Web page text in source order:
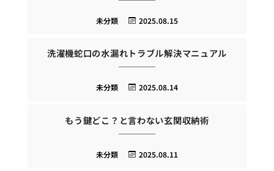
2025.08.15
未分類
洗濯機蛇口の水漏れトラブル解決マニュアル
2025.08.14
未分類
もう鍵どこ？と言わない玄関収納術
2025.08.11
未分類